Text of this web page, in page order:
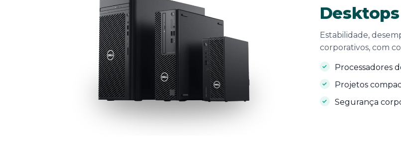
Estabilidade,
corporativos, com
Processadores
Projetos
Segurança